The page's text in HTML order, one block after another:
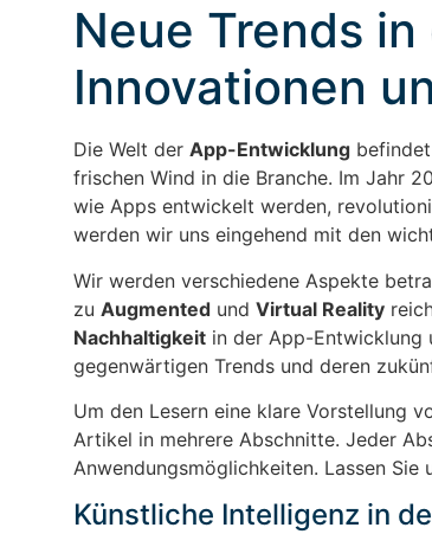
Neue Trends
Innovationen
Die Welt der App-Entwicklung
frischen Wind in die Branche. Im Jahr
wie Apps entwickelt werden,
werden wir uns eingehend mit den
Wir werden verschiedene Aspekte
zu Augmented und Virtual Reality
Nachhaltigkeit in der App-Entwicklung
gegenwärtigen Trends und deren
Um den Lesern eine klare Vorstellung
Artikel in mehrere Abschnitte. Jeder
Anwendungsmöglichkeiten. Lassen
Künstliche Intelligenz in